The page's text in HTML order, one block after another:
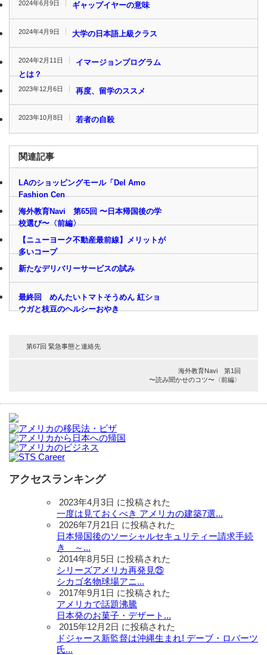
2024年6月9日 ギャップイヤーの意味
2024年4月9日 大学の日本語上級クラス
2024年2月11日
イマージョンプログラム
とは？
2023年12月6日 再度、留学のススメ
2023年10月8日 若者の自殺
関連記事
LAのショッピングモール「Del Amo
Fashion Cen
海外教育Navi 第65回 〜日本帰国後の学
校選び〜〈前編〉
【ニューヨーク不動産最前線】メリットが
多いコープ
新たなデリバリーサービスの試み
最終回 めんたいトマトそうめん 紅ショ
ウガと枝豆のヘルシーおやき
第67回 緊急事態と連絡先
海外教育Navi 第1回
〜読み聞かせのコツ〜〈前編〉
アクセスランキング
2023年4月3日 に投稿された
一度は見ておくべき アメリカの建築7選...
2026年7月21日 に投稿された
日本帰国後のソーシャルセキュリティー請求手続
き ～...
2014年8月5日 に投稿された
シリーズアメリカ再発見㉕
シカゴ名物球場アニ...
2017年9月1日 に投稿された
アメリカで話題沸騰
日本発のお菓子・デザート...
2015年12月2日 に投稿された
ドジャース新監督は沖縄生まれ! デーブ・ロバーツ
氏...